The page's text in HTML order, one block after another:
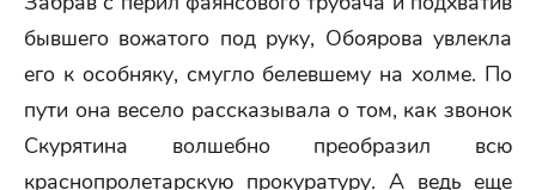
бывшего вожатого под руку, Обоярова увлекла
его к особняку, смугло белевшему на холме. По
пути она весело рассказывала о том, как звонок
Скурятина волшебно преобразил всю
краснопролетарскую прокуратуру. А ведь еще